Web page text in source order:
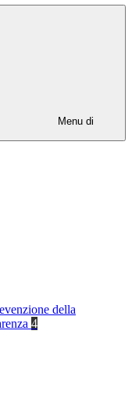
Menu di
della
4